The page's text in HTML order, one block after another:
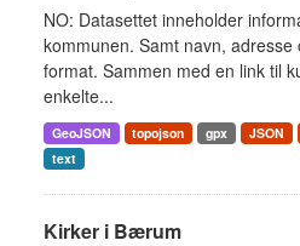
NO: Datasettet inneholder
kommunen. Samt navn, adresse
format. Sammen med en link til
enkelte...
GeoJSON topojson gpx JSON
text
Kirker i Bærum